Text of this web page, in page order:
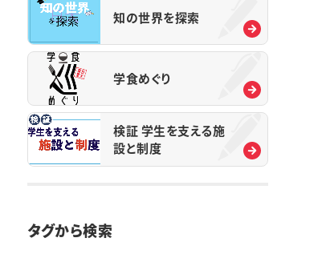
知の世界を探索
学食めぐり
検証 学生を支える施
設と制度
タグから検索